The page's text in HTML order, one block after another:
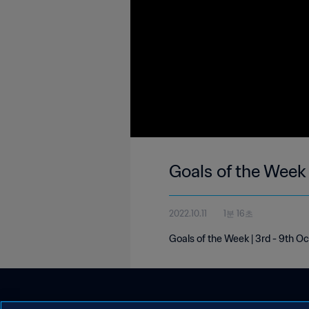
Goals of the
2022.10.11 1분 16초
Goals of the Week | 3rd - 9th